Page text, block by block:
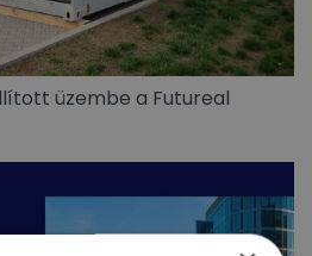
üzembe a Futureal